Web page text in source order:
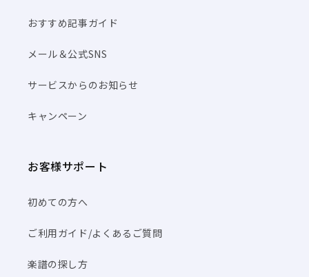
おすすめ記事ガイド
メール＆公式SNS
サービスからのお知らせ
キャンペーン
お客様サポート
初めての方へ
ご利用ガイド/よくあるご質問
楽譜の探し方